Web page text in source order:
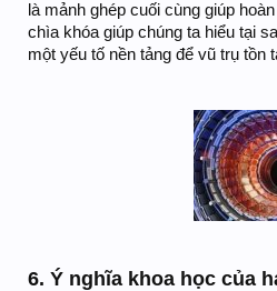
là mảnh ghép cuối cùng giúp
chìa khóa giúp chúng ta hiểu tại
một yếu tố nền tảng để vũ trụ tồn
6. Ý nghĩa khoa học của